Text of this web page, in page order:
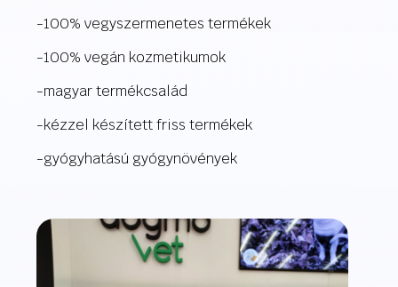
-100% vegyszermenetes termékek
-100% vegán kozmetikumok
-magyar termékcsalád
-kézzel készített friss termékek
-gyógyhatású gyógynövények